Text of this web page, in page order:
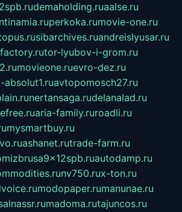
demaholding.ruaalse.ru
perkoka.rumovie-one.ru
sibarchives.ruandreislyusar.ru
tor-lyubov-i-grom.ru
movieone.ruevro-dez.ru
absolut1.ruavtopomosch27.ru
nertansaga.rudelanalad.ru
aria-family.ruroadli.ru
mysmartbuy.ru
ashanet.rutrade-farm.ru
autodamp.ru
nv750.rux-ton.ru
modopaper.rumanunae.ru
madoma.rutajuncos.ru